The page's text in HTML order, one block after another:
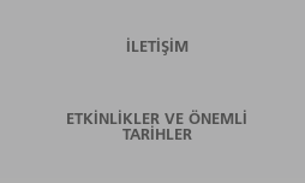
İLETIŞIM
ETKINLIKLER VE ÖNEMLI
TARIHLER